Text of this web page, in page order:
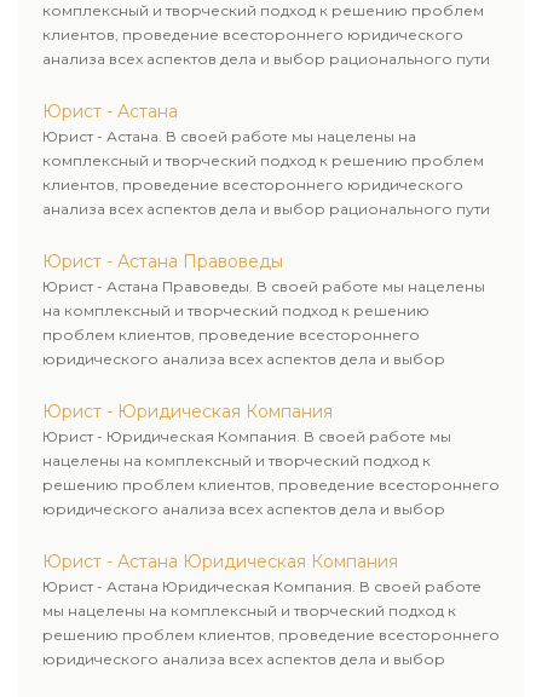
комплексный и творческий подход к решению проблем
клиентов, проведение всестороннего юридического
анализа всех аспектов дела и выбор рационального пути
Юрист - Астана
Юрист - Астана. В своей работе мы нацелены на
комплексный и творческий подход к решению проблем
клиентов, проведение всестороннего юридического
анализа всех аспектов дела и выбор рационального пути
Юрист - Астана Правоведы
Юрист - Астана Правоведы. В своей работе мы нацелены
на комплексный и творческий подход к решению
проблем клиентов, проведение всестороннего
юридического анализа всех аспектов дела и выбор
Юрист - Юридическая Компания
Юрист - Юридическая Компания. В своей работе мы
нацелены на комплексный и творческий подход к
решению проблем клиентов, проведение всестороннего
юридического анализа всех аспектов дела и выбор
Юрист - Астана Юридическая Компания
Юрист - Астана Юридическая Компания. В своей работе
мы нацелены на комплексный и творческий подход к
решению проблем клиентов, проведение всестороннего
юридического анализа всех аспектов дела и выбор